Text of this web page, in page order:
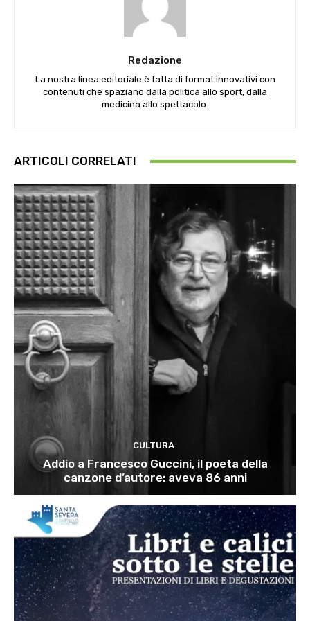
Redazione
La nostra linea editoriale è fatta di format innovativi con
contenuti che spaziano dalla politica allo sport, dalla
medicina allo spettacolo.
ARTICOLI CORRELATI
CULTURA
Addio a Francesco Guccini, il poeta della
canzone d’autore: aveva 86 anni